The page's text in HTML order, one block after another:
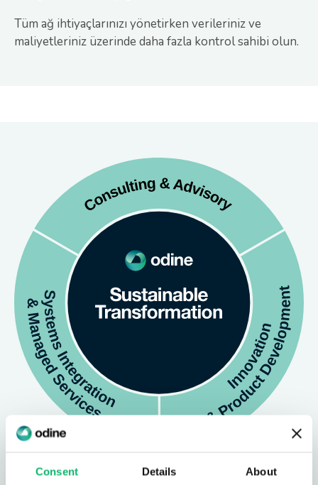
Consent Details About
Tüm ağ ihtiyaçlarınızı yönetirken verileriniz ve
maliyetleriniz üzerinde daha fazla kontrol sahibi olun.